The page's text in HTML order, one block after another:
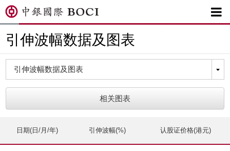

引伸波幅数据及图表
相关图表
日期(日/月/年) 引伸波幅(%) 认股证价格(港元)